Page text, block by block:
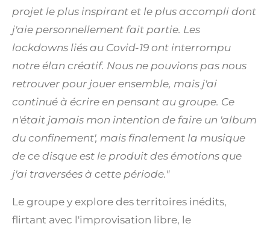
projet le plus inspirant et le plus accompli dont
j'aie personnellement fait partie. Les
lockdowns liés au Covid-19 ont interrompu
notre élan créatif. Nous ne pouvions pas nous
retrouver pour jouer ensemble, mais j'ai
continué à écrire en pensant au groupe. Ce
n'était jamais mon intention de faire un 'album
du confinement', mais finalement la musique
de ce disque est le produit des émotions que
j'ai traversées à cette période."
Le groupe y explore des territoires inédits,
flirtant avec l'improvisation libre, le